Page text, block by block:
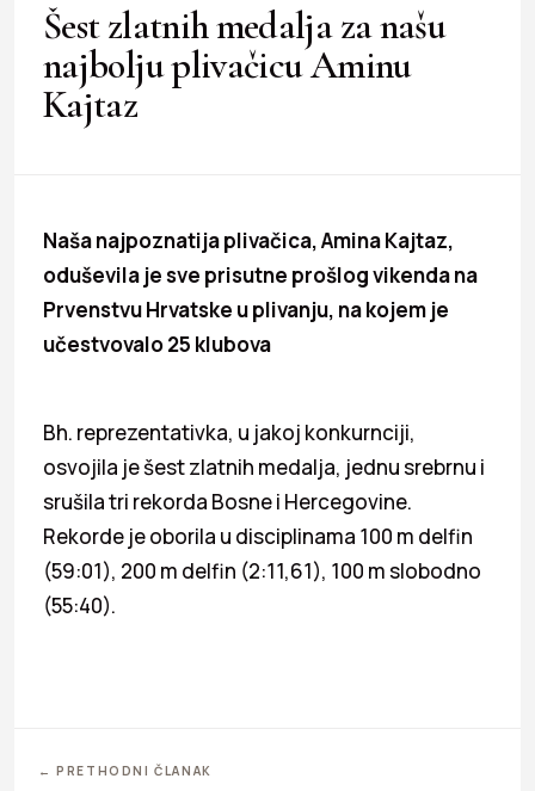
Šest zlatnih medalja za našu
najbolju plivačicu Aminu
Kajtaz
Naša najpoznatija plivačica, Amina Kajtaz,
oduševila je sve prisutne prošlog vikenda na
Prvenstvu Hrvatske u plivanju, na kojem je
učestvovalo 25 klubova
Bh. reprezentativka, u jakoj konkurnciji,
osvojila je šest zlatnih medalja, jednu srebrnu i
srušila tri rekorda Bosne i Hercegovine.
Rekorde je oborila u disciplinama 100 m delfin
(59:01), 200 m delfin (2:11,61), 100 m slobodno
(55:40).
← PRETHODNI ČLANAK